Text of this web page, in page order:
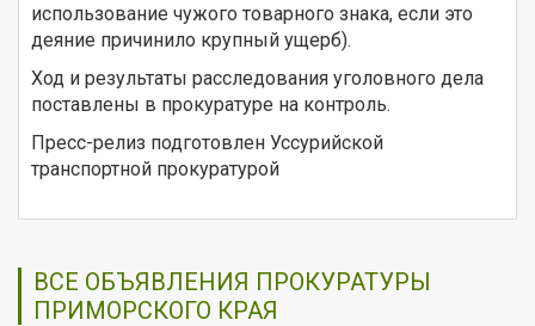
использование чужого товарного знака, если это
деяние причинило крупный ущерб).
Ход и результаты расследования уголовного дела
поставлены в прокуратуре на контроль.
Пресс-релиз подготовлен Уссурийской
транспортной прокуратурой
ВСЕ ОБЪЯВЛЕНИЯ ПРОКУРАТУРЫ
ПРИМОРСКОГО КРАЯ